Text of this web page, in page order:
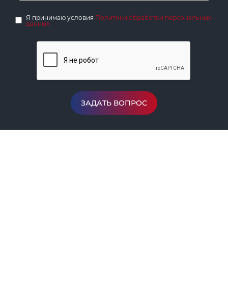
Я принимаю условия Политики обработки персональных
данных
ЗАДАТЬ ВОПРОС